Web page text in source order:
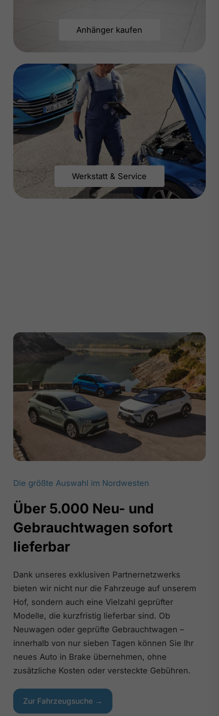
Anhänger kaufen
Werkstatt & Service
Die größte Auswahl im Nordwesten
Über 5.000 Neu- und
Gebrauchtwagen sofort
lieferbar
Dank unseres exklusiven Partnernetzwerks
bieten wir nicht nur die Fahrzeuge auf unserem
Hof, sondern auch eine Vielzahl geprüfter
Modelle, die kurzfristig lieferbar sind. Ob
Neuwagen oder geprüfte Gebrauchtwagen –
innerhalb von nur sieben Tagen können Sie Ihr
neues Auto in Brake übernehmen, ohne
zusätzliche Kosten oder versteckte Gebühren.
Zur Fahrzeugsuche →